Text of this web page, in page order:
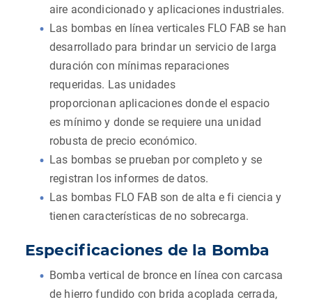
aire acondicionado y aplicaciones industriales.
Las bombas en línea verticales FLO FAB se han
desarrollado para brindar un servicio de larga
duración con mínimas reparaciones
requeridas. Las unidades
proporcionan aplicaciones donde el espacio
es mínimo y donde se requiere una unidad
robusta de precio económico.
Las bombas se prueban por completo y se
registran los informes de datos.
Las bombas FLO FAB son de alta e fi ciencia y
tienen características de no sobrecarga.
Especificaciones de la Bomba
Bomba vertical de bronce en línea con carcasa
de hierro fundido con brida acoplada cerrada,